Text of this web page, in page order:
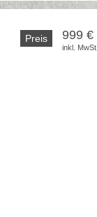
Preis 999 €
inkl. MwSt,